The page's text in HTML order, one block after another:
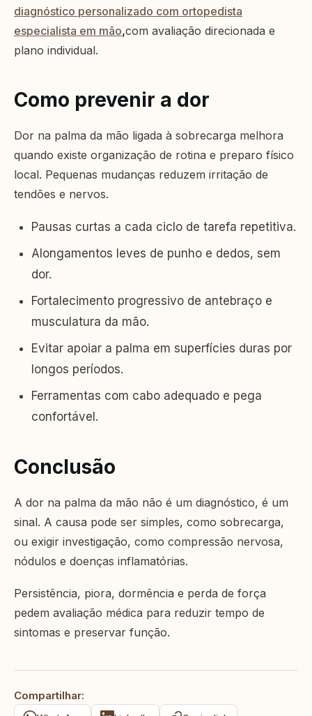
diagnóstico personalizado com ortopedista
especialista em mão,com avaliação direcionada e
plano individual.
Como prevenir a dor
Dor na palma da mão ligada à sobrecarga melhora
quando existe organização de rotina e preparo físico
local. Pequenas mudanças reduzem irritação de
tendões e nervos.
Pausas curtas a cada ciclo de tarefa repetitiva.
Alongamentos leves de punho e dedos, sem
dor.
Fortalecimento progressivo de antebraço e
musculatura da mão.
Evitar apoiar a palma em superfícies duras por
longos períodos.
Ferramentas com cabo adequado e pega
confortável.
Conclusão
A dor na palma da mão não é um diagnóstico, é um
sinal. A causa pode ser simples, como sobrecarga,
ou exigir investigação, como compressão nervosa,
nódulos e doenças inflamatórias.
Persistência, piora, dormência e perda de força
pedem avaliação médica para reduzir tempo de
sintomas e preservar função.
Compartilhar: